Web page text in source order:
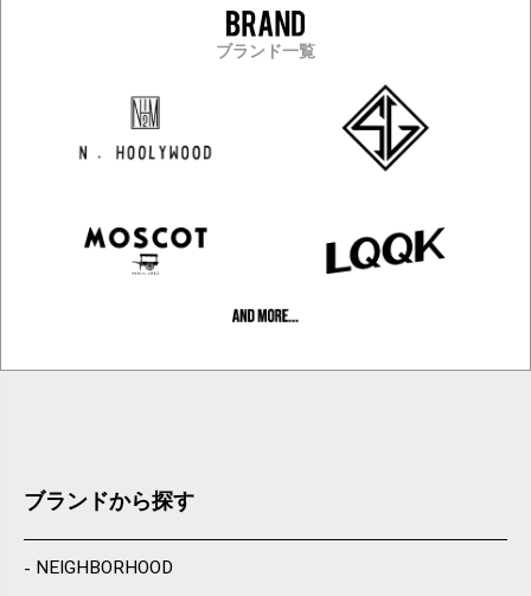
ブランド一覧
ブランドから探す
NEIGHBORHOOD